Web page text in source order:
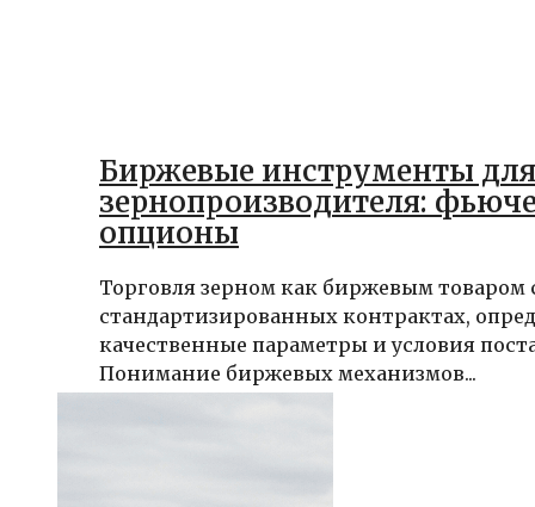
Биржевые инструменты для
зернопроизводителя:
опционы
Торговля зерном как биржевым товаром
стандартизированных контрактах,
качественные параметры и условия
Понимание биржевых механизмов...